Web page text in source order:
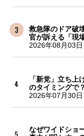
救急隊のドア破
官が訴える「現
2026年08月03日
「新党」立ち上
のタイミングで
2026年07月30日
なぜワイドショ